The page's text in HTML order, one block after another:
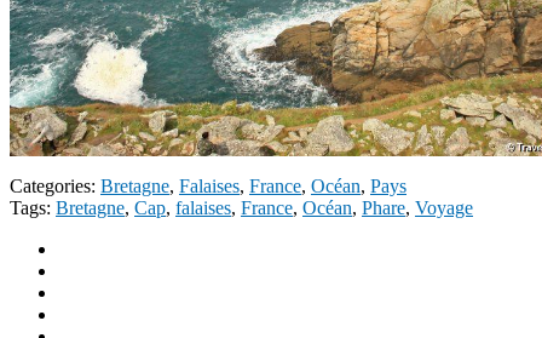
Categories: Bretagne, Falaises, France, Océan, Pays
Tags: Bretagne, Cap, falaises, France, Océan, Phare, Voyage